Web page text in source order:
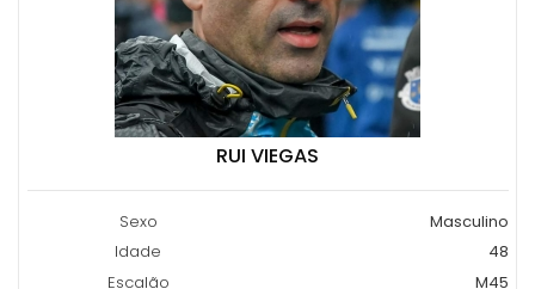
RUI VIEGAS
Sexo
Masculino
Idade
48
Escalão
M45